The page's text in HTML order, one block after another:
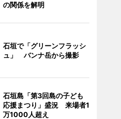
の関係を解明
石垣で「グリーンフラッシ
ュ」 バンナ岳から撮影
石垣島「第3回島の子ども
応援まつり」盛況 来場者1
万1000人超え